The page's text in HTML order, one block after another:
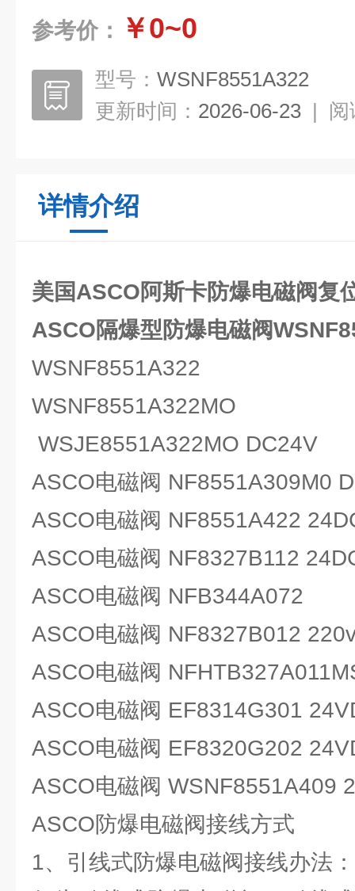
参考价： ￥0~0
型号： WSNF8551A322
更新时间： 2026-06-23 | 阅
详情介绍
美国ASCO阿斯卡防爆电磁阀复
ASCO隔爆型防爆电磁阀
WSNF8551A322
WSNF8551A322MO
WSJE8551A322MO DC24V
ASCO电磁阀 NF8551A309M0
ASCO电磁阀 NF8551A422
ASCO电磁阀 NF8327B112
ASCO电磁阀 NFB344A072
ASCO电磁阀 NF8327B012
ASCO电磁阀
ASCO电磁阀 EF8314G301
ASCO电磁阀 EF8320G202
ASCO电磁阀 WSNF8551A409
ASCO防爆电磁阀接线方式
1、引线式防爆电磁阀接线办法：